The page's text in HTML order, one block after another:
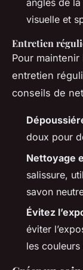
angles de
visuelle et
Entretien
Pour
entretien
conseils de
doux pour
Nettoyage
salissure,
savon
Évitez
éviter
les